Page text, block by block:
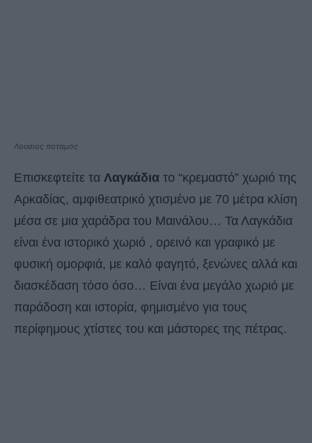
Λούσιος ποταμός
Επισκεφτείτε τα Λαγκάδια το “κρεμαστό” χωριό της
Αρκαδίας, αμφιθεατρικό χτισμένο με 70 μέτρα κλίση
μέσα σε μια χαράδρα του Μαινάλου… Τα Λαγκάδια
είναι ένα ιστορικό χωριό , ορεινό και γραφικό με
φυσική ομορφιά, με καλό φαγητό, ξενώνες αλλά και
διασκέδαση τόσο όσο… Είναι ένα μεγάλο χωριό με
παράδοση και ιστορία, φημισμένο για τους
περίφημους χτίστες του και μάστορες της πέτρας.